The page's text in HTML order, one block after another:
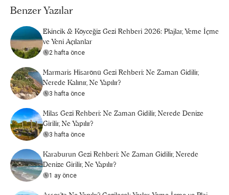
Benzer Yazılar
Ekincik & Köyceğiz Gezi Rehberi 2026: Plajlar, Yeme İçme
ve Yeni Açılanlar
2 hafta önce
Marmaris Hisarönü Gezi Rehberi: Ne Zaman Gidilir,
Nerede Kalınır, Ne Yapılır?
3 hafta önce
Milas Gezi Rehberi: Ne Zaman Gidilir, Nerede Denize
Girilir, Ne Yapılır?
3 hafta önce
Karaburun Gezi Rehberi: Ne Zaman Gidilir, Nerede
Denize Girilir, Ne Yapılır?
1 ay önce